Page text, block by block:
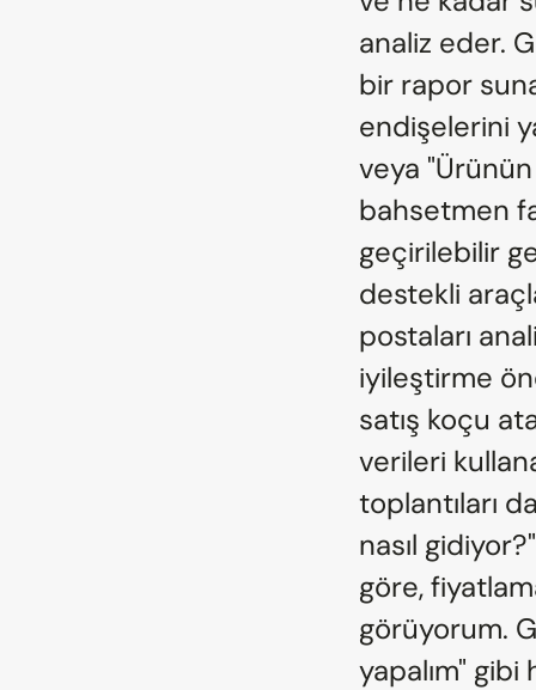
analiz eder.
bir rapor
endişelerini
veya
bahsetmen
geçirilebilir
destekli
postaları
iyileştirme
satış koçu
verileri
toplantıları
nasıl
göre,
görüyorum.
yapalım"